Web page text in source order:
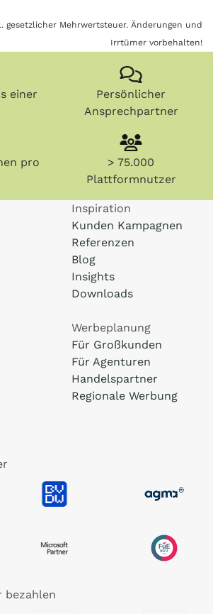
gesetzlicher Mehrwertsteuer. Änderungen und
Irrtümer vorbehalten!
einer
Persönlicher
Ansprechpartner
pro
> 75.000
Plattformnutzer
Inspiration
Kunden Kampagnen
Referenzen
Blog
Insights
Downloads
Werbeplanung
Für Großkunden
Für Agenturen
Handelspartner
Regionale Werbung
bezahlen